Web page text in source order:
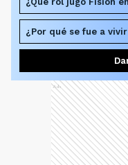
¿Por qué se fue a
Ads